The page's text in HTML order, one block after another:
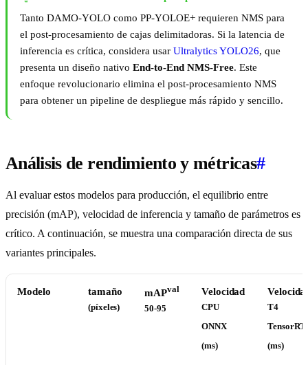
Tanto DAMO-YOLO como PP-YOLOE+ requieren NMS para
el post-procesamiento de cajas delimitadoras. Si la latencia de
inferencia es crítica, considera usar Ultralytics YOLO26, que
presenta un diseño nativo End-to-End NMS-Free. Este
enfoque revolucionario elimina el post-procesamiento NMS
para obtener un pipeline de despliegue más rápido y sencillo.
Análisis de rendimiento y métricas#
Al evaluar estos modelos para producción, el equilibrio entre
precisión (mAP), velocidad de inferencia y tamaño de parámetros es
crítico. A continuación, se muestra una comparación directa de sus
variantes principales.
Modelo tamaño
(píxeles)
mAPval
50-95
Velocidad
CPU
ONNX
(ms)
T4
(ms)